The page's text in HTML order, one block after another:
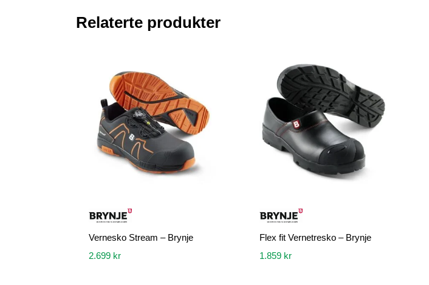
Relaterte produkter
Vernesko Stream – Brynje
2.699 kr
Flex fit Vernetresko – Brynje
1.859 kr